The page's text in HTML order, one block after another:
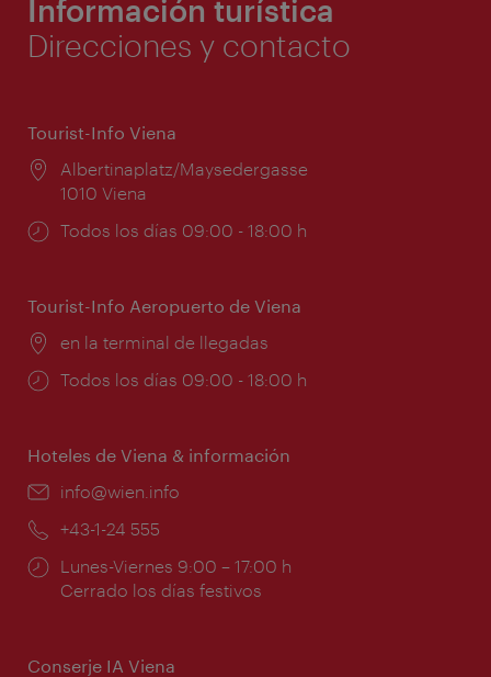
Información turística
Direcciones y contacto
Tourist-Info Viena
Lugar:
Albertinaplatz/Maysedergasse
1010 Viena
Horarios
Todos los días 09:00 - 18:00 h
Tourist-Info Aeropuerto de Viena
Lugar:
en la terminal de llegadas
Horarios
Todos los días 09:00 - 18:00 h
Hoteles de Viena & información
e-
info@wien.info
Teléfono:
+43-1-24 555
Horarios
de
Lunes-Viernes 9:00 – 17:00 h
Cerrado los días festivos
Conserje IA Viena